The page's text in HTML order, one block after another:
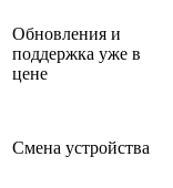
Обновления и
поддержка уже в
цене
Смена устройства